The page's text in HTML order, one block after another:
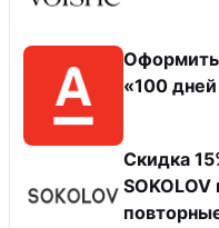
Оформить
«100 дней
Скидка